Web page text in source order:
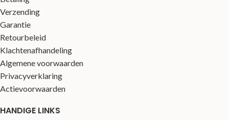
Verzending
Garantie
Retourbeleid
Klachtenafhandeling
Algemene voorwaarden
Privacyverklaring
Actievoorwaarden
HANDIGE LINKS